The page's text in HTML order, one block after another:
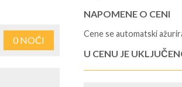
0NOĆI
NAPOMENE O CENI
Cene se automatski
U CENU JE
- rezervisane i potvrđene